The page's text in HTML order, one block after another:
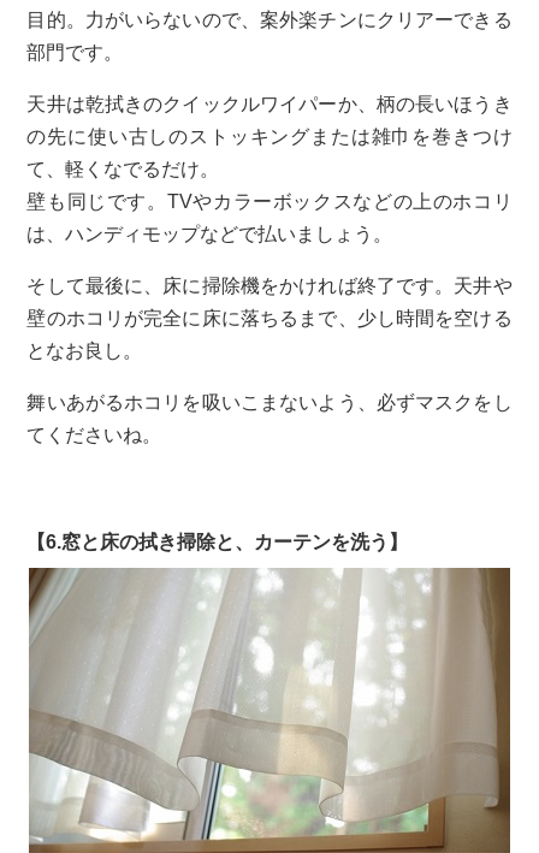
目的。力がいらないので、案外楽チンにクリアーできる
部門です。
天井は乾拭きのクイックルワイパーか、柄の長いほうき
の先に使い古しのストッキングまたは雑巾を巻きつけ
て、軽くなでるだけ。
壁も同じです。TVやカラーボックスなどの上のホコリ
は、ハンディモップなどで払いましょう。
そして最後に、床に掃除機をかければ終了です。天井や
壁のホコリが完全に床に落ちるまで、少し時間を空ける
となお良し。
舞いあがるホコリを吸いこまないよう、必ずマスクをし
てくださいね。
【6.窓と床の拭き掃除と、カーテンを洗う】